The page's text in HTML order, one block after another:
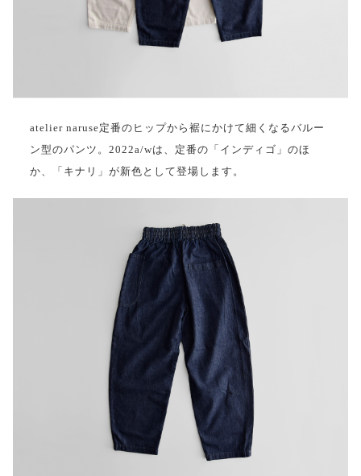
atelier naruse定番のヒップから裾にかけて細くなるバルー
ン型のパンツ。2022a/wは、定番の「インディゴ」のほ
か、「キナリ」が新色として登場します。